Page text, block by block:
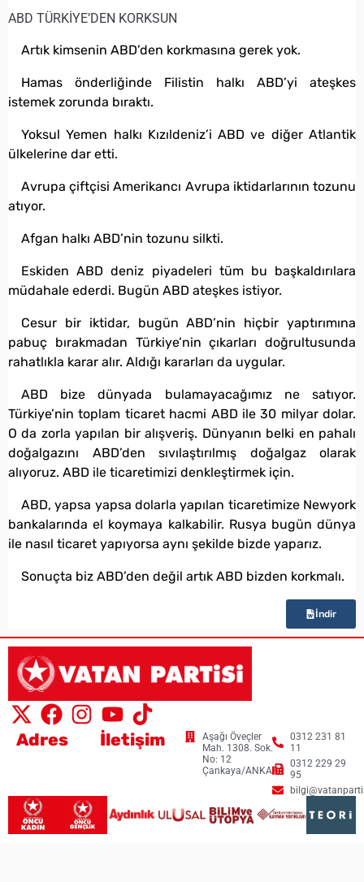
ABD TÜRKİYE’DEN KORKSUN
Artık kimsenin ABD’den korkmasına gerek yok.
Hamas önderliğinde Filistin halkı ABD’yi ateşkes
istemek zorunda bıraktı.
Yoksul Yemen halkı Kızıldeniz’i ABD ve diğer Atlantik
ülkelerine dar etti.
Avrupa çiftçisi Amerikancı Avrupa iktidarlarının tozunu
atıyor.
Afgan halkı ABD’nin tozunu silkti.
Eskiden ABD deniz piyadeleri tüm bu başkaldırılara
müdahale ederdi. Bugün ABD ateşkes istiyor.
Cesur bir iktidar, bugün ABD’nin hiçbir yaptırımına
pabuç bırakmadan Türkiye’nin çıkarları doğrultusunda
rahatlıkla karar alır. Aldığı kararları da uygular.
ABD bize dünyada bulamayacağımız ne satıyor.
Türkiye’nin toplam ticaret hacmi ABD ile 30 milyar dolar.
O da zorla yapılan bir alışveriş. Dünyanın belki en pahalı
doğalgazını ABD’den sıvılaştırılmış doğalgaz olarak
alıyoruz. ABD ile ticaretimizi denkleştirmek için.
ABD, yapsa yapsa dolarla yapılan ticaretimize Newyork
bankalarında el koymaya kalkabilir. Rusya bugün dünya
ile nasıl ticaret yapıyorsa aynı şekilde bizde yaparız.
Sonuçta biz ABD’den değil artık ABD bizden korkmalı.
İndir
Adres
Aşağı Öveçler
Mah. 1308. Sok.
No: 12
Çankaya/ANKARA
İletişim
0312 231 81
11
0312 229 29
95